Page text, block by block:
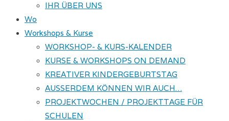
IHR ÜBER UNS
Wo
Workshops & Kurse
WORKSHOP- & KURS-KALENDER
KURSE & WORKSHOPS ON DEMAND
KREATIVER KINDERGEBURTSTAG
AUSSERDEM KÖNNEN WIR AUCH…
PROJEKTWOCHEN / PROJEKTTAGE FÜR
SCHULEN